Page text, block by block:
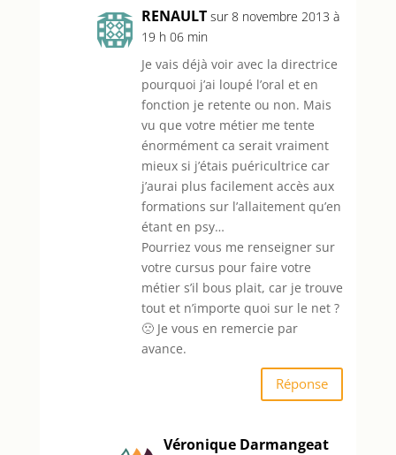
RENAULT sur 8 novembre 2013 à
19 h 06 min
Je vais déjà voir avec la directrice
pourquoi j’ai loupé l’oral et en
fonction je retente ou non. Mais
vu que votre métier me tente
énormément ca serait vraiment
mieux si j’étais puéricultrice car
j’aurai plus facilement accès aux
formations sur l’allaitement qu’en
étant en psy…
Pourriez vous me renseigner sur
votre cursus pour faire votre
métier s’il bous plait, car je trouve
tout et n’importe quoi sur le net ?
🙁 Je vous en remercie par
avance.
Réponse
Véronique Darmangeat